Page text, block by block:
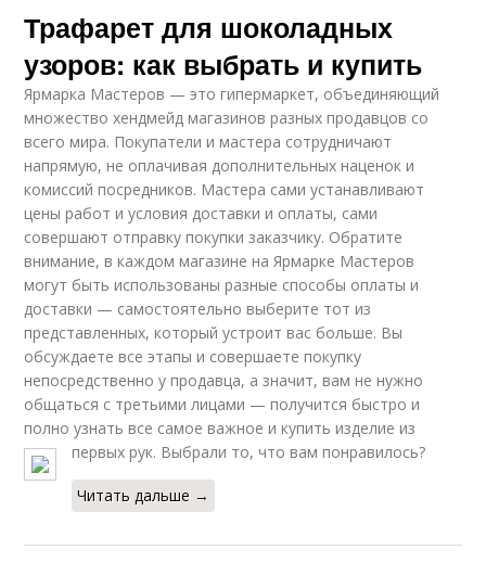
Трафарет для шоколадных
узоров: как выбрать и купить
Ярмарка Мастеров — это гипермаркет, объединяющий
множество хендмейд магазинов разных продавцов со
всего мира. Покупатели и мастера сотрудничают
напрямую, не оплачивая дополнительных наценок и
комиссий посредников. Мастера сами устанавливают
цены работ и условия доставки и оплаты, сами
совершают отправку покупки заказчику. Обратите
внимание, в каждом магазине на Ярмарке Мастеров
могут быть использованы разные способы оплаты и
доставки — самостоятельно выберите тот из
представленных, который устроит вас больше. Вы
обсуждаете все этапы и совершаете покупку
непосредственно у продавца, а значит, вам не нужно
общаться с третьими лицами — получится быстро и
полно узнать все самое важное и купить изделие из
первых рук. Выбрали то, что вам понравилось?
Читать дальше →